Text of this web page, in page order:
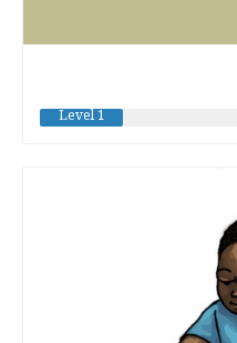
Level 1